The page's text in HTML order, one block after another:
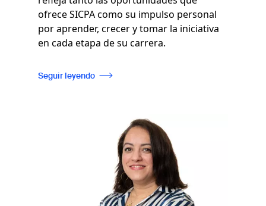
ofrece SICPA como su impulso personal
por aprender, crecer y tomar la iniciativa
en cada etapa de su carrera.
Seguir leyendo